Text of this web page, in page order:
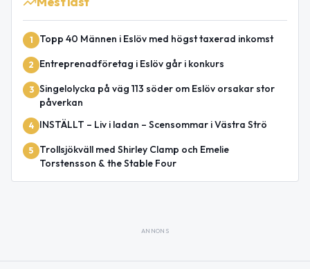
1 Topp 40 Männen i Eslöv med högst taxerad inkomst
2 Entreprenadföretag i Eslöv går i konkurs
3 Singelolycka på väg 113 söder om Eslöv orsakar stor
påverkan
4 INSTÄLLT – Liv i ladan – Scensommar i Västra Strö
5
Trollsjökväll med Shirley Clamp och Emelie
Torstensson & the Stable Four
ANNONS